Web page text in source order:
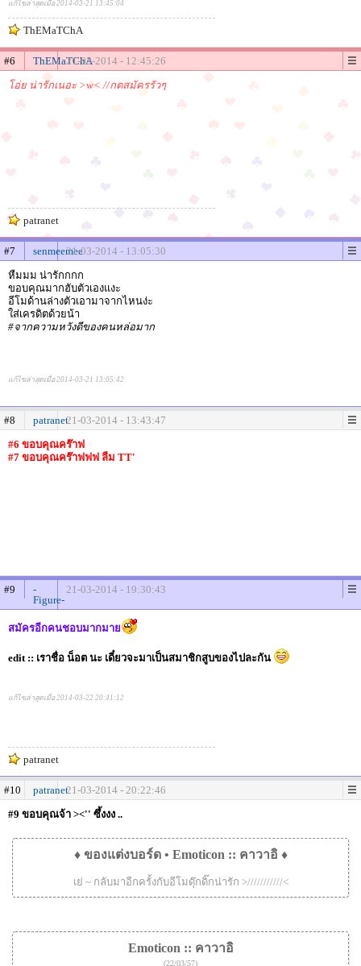
แก้ไขล่าสุดเมื่อ 2014-03-21 13:45:04
ThEMaTChA
#6 ThEMaTChA21-03-2014 - 12:45:26
โอ่ย น่ารักเนอะ >w< //กดสมัครรัวๆ
patranet
#7 senmeemee21-03-2014 - 13:05:30
หืมมม น่ารักกกก
ขอบคุณมากฮับตัวเองแงะ
อีโมด้านล่างตัวเอามาจากไหนง่ะ
ใส่เครดิตด้วยน้า
#จากความหวังดีของคนหล่อมาก
แก้ไขล่าสุดเมื่อ 2014-03-21 13:05:42
#8 patranet21-03-2014 - 13:43:47
#6 ขอบคุณคร๊าฟ
#7 ขอบคุณคร๊าฟฟฟ ลืม TT'
#9
-
Figure-
21-03-2014 - 19:30:43
สมัครอีกคนชอบมากมาย
edit :: เราชื่อ น็อต นะ เดี๋ยวจะมาเป็นสมาชิกสูบของไปละกัน
แก้ไขล่าสุดเมื่อ 2014-03-22 20:41:12
patranet
#10 patranet21-03-2014 - 20:22:46
#9 ขอบคุณจ้า ><'' ซึ้งงง ..
♦ ของแต่งบอร์ด • Emoticon :: คาวาอิ ♦
เย่ ~ กลับมาอีกครั้งกับอีโมดุ๊กดิ๊กน่ารัก >///////////<
Emoticon :: คาวาอิ
(22/03/57)